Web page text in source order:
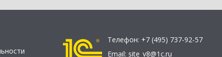
Телефон: +7 (495) 737-92-57
Email: site_v8@1c.ru